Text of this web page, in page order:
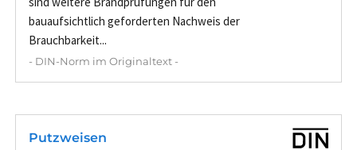
bauaufsichtlich geforderten Nachweis der
Brauchbarkeit...
- DIN-Norm im Originaltext -
Putzweisen